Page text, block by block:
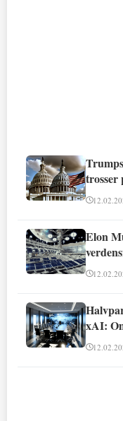
trosser
Elon
xAI: